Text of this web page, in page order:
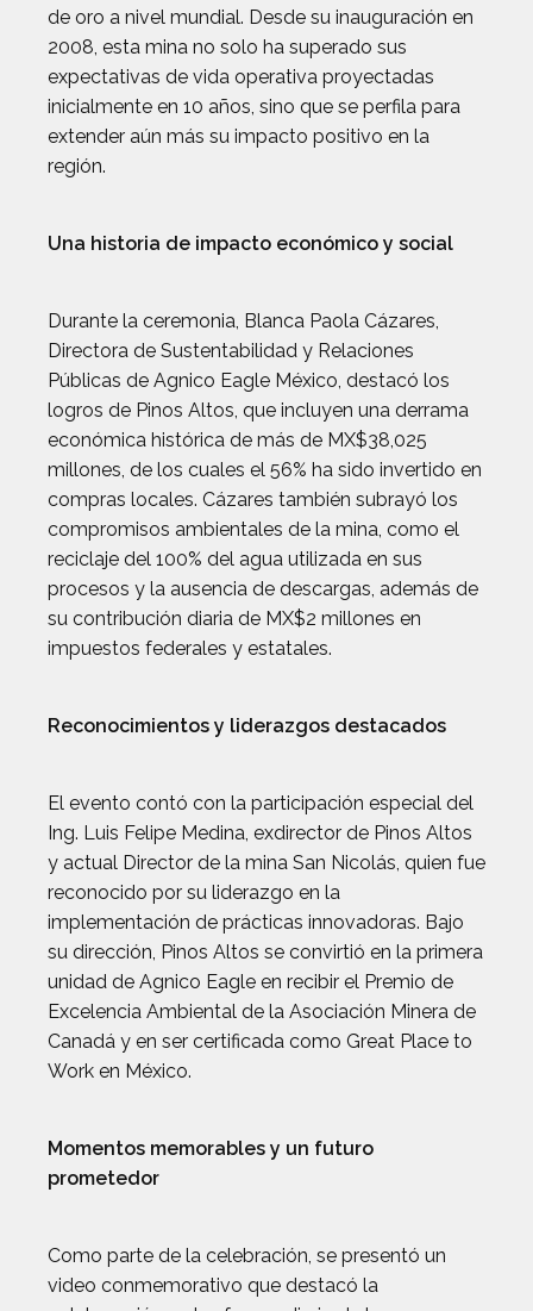
de oro a nivel mundial. Desde su inauguración en
2008, esta mina no solo ha superado sus
expectativas de vida operativa proyectadas
inicialmente en 10 años, sino que se perfila para
extender aún más su impacto positivo en la
región.
Una historia de impacto económico y social
Durante la ceremonia, Blanca Paola Cázares,
Directora de Sustentabilidad y Relaciones
Públicas de Agnico Eagle México, destacó los
logros de Pinos Altos, que incluyen una derrama
económica histórica de más de MX$38,025
millones, de los cuales el 56% ha sido invertido en
compras locales. Cázares también subrayó los
compromisos ambientales de la mina, como el
reciclaje del 100% del agua utilizada en sus
procesos y la ausencia de descargas, además de
su contribución diaria de MX$2 millones en
impuestos federales y estatales.
Reconocimientos y liderazgos destacados
El evento contó con la participación especial del
Ing. Luis Felipe Medina, exdirector de Pinos Altos
y actual Director de la mina San Nicolás, quien fue
reconocido por su liderazgo en la
implementación de prácticas innovadoras. Bajo
su dirección, Pinos Altos se convirtió en la primera
unidad de Agnico Eagle en recibir el Premio de
Excelencia Ambiental de la Asociación Minera de
Canadá y en ser certificada como Great Place to
Work en México.
Momentos memorables y un futuro
prometedor
Como parte de la celebración, se presentó un
video conmemorativo que destacó la